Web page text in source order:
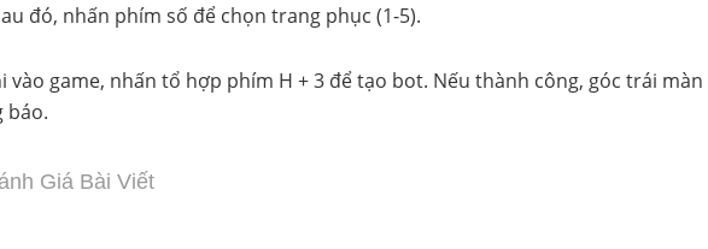
đó, nhấn phím số để chọn trang phục (1-5).
vào game, nhấn tổ hợp phím H + 3 để tạo bot. Nếu thành công, góc trái màn
báo.
Giá Bài Viết